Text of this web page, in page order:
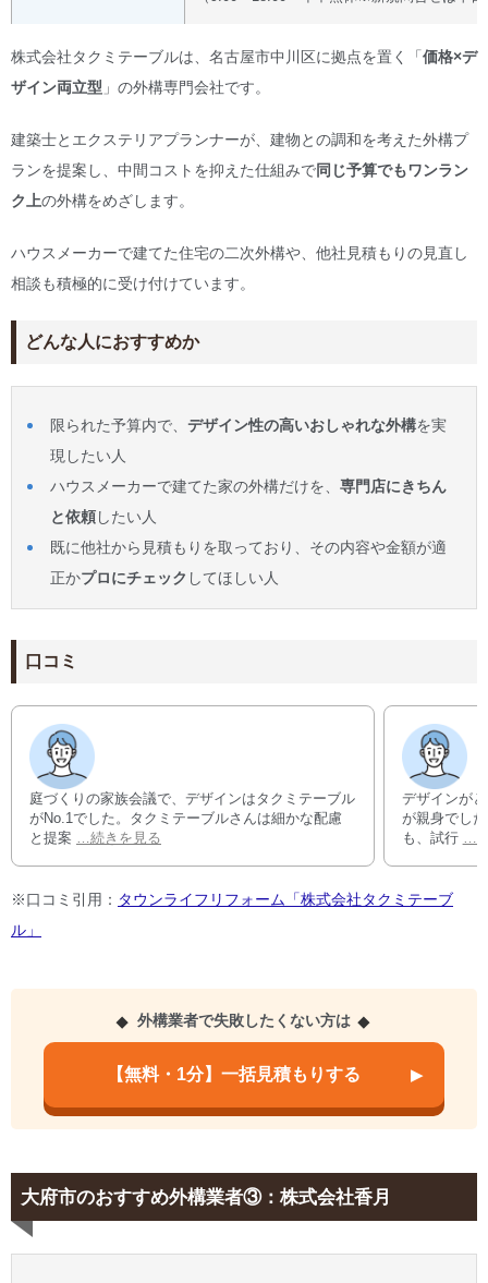
株式会社タクミテーブルは、名古屋市中川区に拠点を置く「 価格×デ
ザイン両立型 」の外構専門会社です。
建築士とエクステリアプランナーが、建物との調和を考えた外構プ
ランを提案し、中間コストを抑えた仕組みで同じ予算でもワンラン
ク上の外構をめざします。
ハウスメーカーで建てた住宅の二次外構や、他社見積もりの見直し
相談も積極的に受け付けています。
どんな人におすすめか
限られた予算内で、 デザイン性の高いおしゃれな外構を実
現したい人
ハウスメーカーで建てた家の外構だけを、 専門店にきちん
と依頼したい人
既に他社から見積もりを取っており、その内容や金額が適
正かプロにチェック してほしい人
口コミ
庭づくりの家族会議で、デザインはタクミテーブル
がNo.1でした。タクミテーブルさんは細かな配慮
と提案 …続きを見る
デザインが
が親身でし
も、試行 …
※口コミ引用： タウンライフリフォーム「株式会社タクミテーブ
ル」
外構業者で失敗したくない方は
【無料・1分】一括見積もりする
大府市のおすすめ外構業者③：株式会社香月